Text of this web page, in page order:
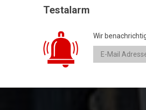
Testalarm
Wir